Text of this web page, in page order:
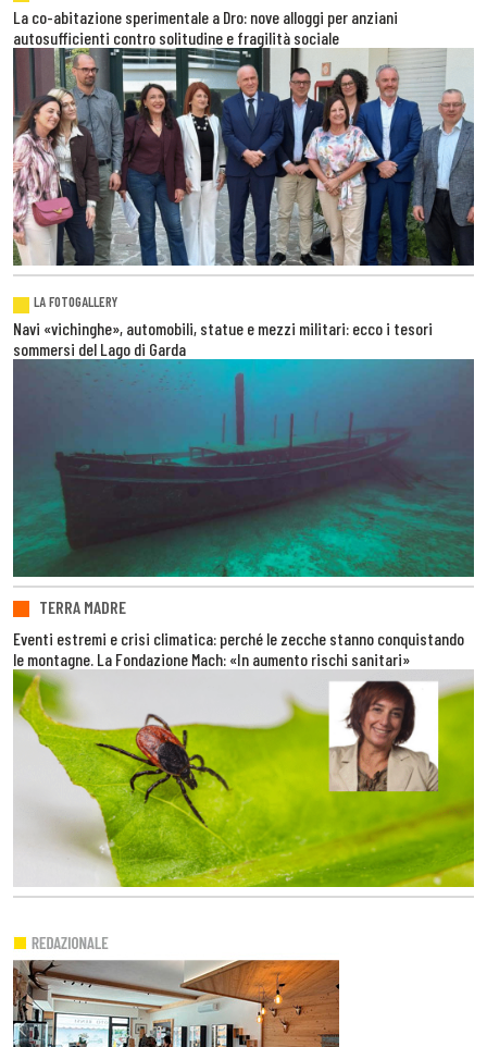
La co-abitazione sperimentale a Dro: nove alloggi per anziani
autosufficienti contro solitudine e fragilità sociale
LA FOTOGALLERY
Navi «vichinghe», automobili, statue e mezzi militari: ecco i tesori
sommersi del Lago di Garda
TERRA MADRE
Eventi estremi e crisi climatica: perché le zecche stanno conquistando
le montagne. La Fondazione Mach: «In aumento rischi sanitari»